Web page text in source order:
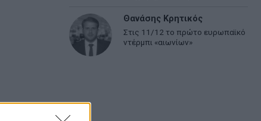
Θανάσης Κρητικός
Στις 11/12 το πρώτο ευρωπαϊκό
ντέρμπι «αιωνίων»